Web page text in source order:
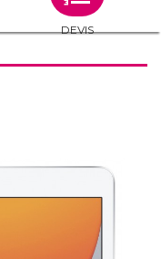
DEVIS